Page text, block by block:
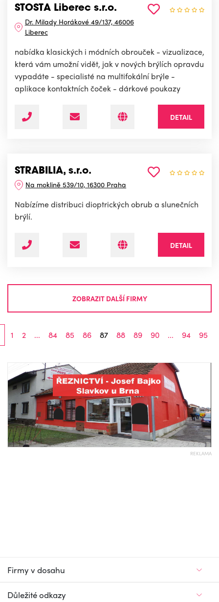
STOSTA Liberec s.r.o.
Dr. Milady Horákové 49/137, 46006
Liberec
nabídka klasických i módních obrouček - vizualizace,
která vám umožní vidět, jak v nových brýlích opravdu
vypadáte - specialisté na multifokální brýle -
aplikace kontaktních čoček - dárkové poukazy
DETAIL
STRABILIA, s.r.o.
Na moklině 539/10, 16300 Praha
Nabízíme distribuci dioptrických obrub a slunečních
brýlí.
DETAIL
ZOBRAZIT DALŠÍ FIRMY
1 2 ... 84 85 86 87 88 89 90 ... 94 95
REKLAMA
Firmy v dosahu
Důležité odkazy